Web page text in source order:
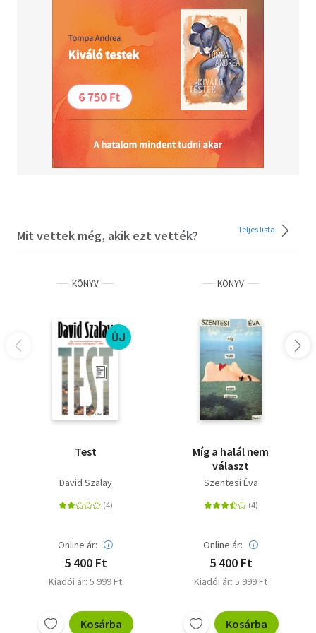
szemszögéből ismerhetjük meg a
hátborzongató történeteket, amelyeket
Péterfy-Novák Éva, Mérő Vera és Erdődi Juhász
Ágnes szerkesztett kötetbe. A bemutatón
Péterfy Bori olvasott fel a könyvből, Dr. Wafa
Diána szülész-nőgyógyász és Révész Liliána
Renáta pszichológus és gyásztanácsadó pedig
szakmai szemmel világított rá az abortusz
lelki és egészségügyi következményeire.
Mit vettek még, akik ezt vették? Teljes lista
KÖNYV
ÚJ
Test
David Szalay
Online ár:
5 400 Ft
Kiadói ár: 5 999 Ft
Kosárba
KÖNYV
Míg a halál nem
választ
Szentesi Éva
Online ár:
5 400 Ft
Kiadói ár: 5 999 Ft
Kosárba